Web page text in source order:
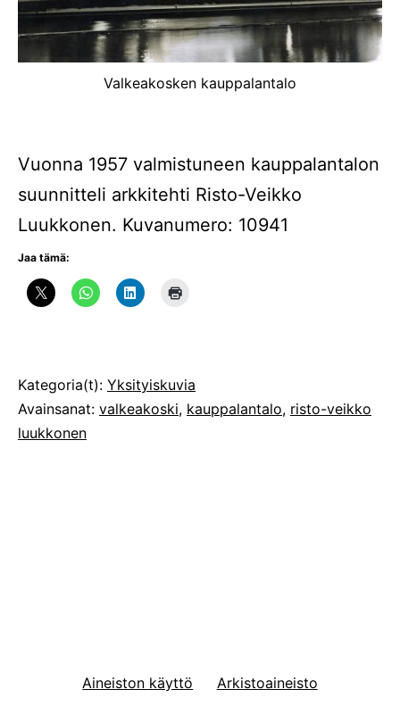
Valkeakosken kauppalantalo
Vuonna 1957 valmistuneen kauppalantalon
suunnitteli arkkitehti Risto-Veikko
Luukkonen. Kuvanumero: 10941
Jaa tämä:
Julkaistu
Kategoria(t): Yksityiskuvia
Avainsanat: valkeakoski, kauppalantalo, risto-veikko
luukkonen
Aineiston käyttö Arkistoaineisto